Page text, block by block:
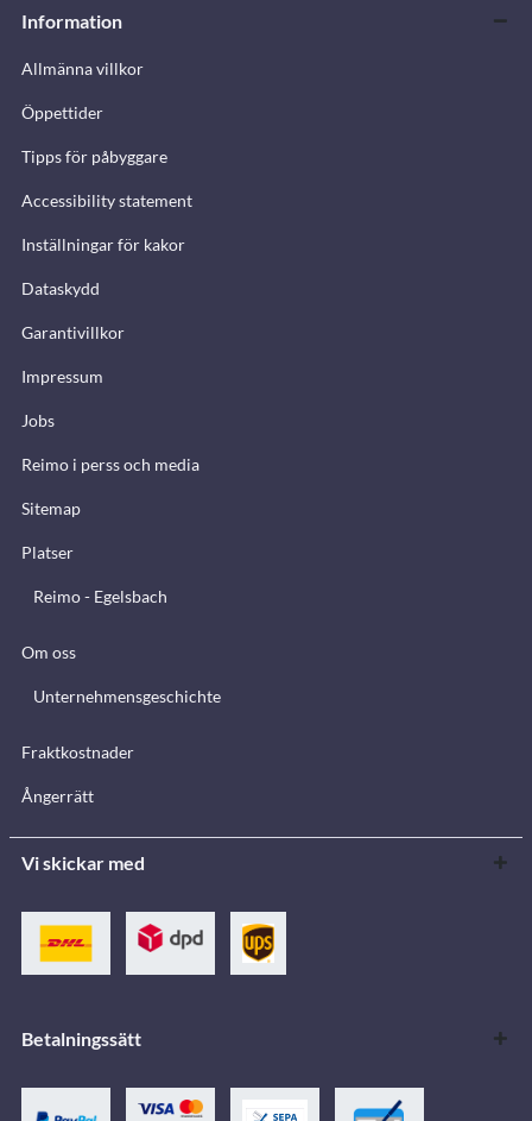
Information
Allmänna villkor
Öppettider
Tipps för påbyggare
Accessibility statement
Inställningar för kakor
Dataskydd
Garantivillkor
Impressum
Jobs
Reimo i perss och media
Sitemap
Platser
Reimo - Egelsbach
Om oss
Unternehmensgeschichte
Fraktkostnader
Ångerrätt
Vi skickar med
Betalningssätt